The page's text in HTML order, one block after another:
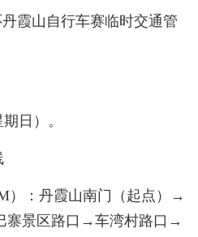
霞山自行车赛临时交通管
日）。
）：丹霞山南门（起点）→
景区路口→车湾村路口→